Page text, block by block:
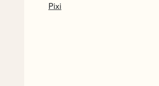
Pixi